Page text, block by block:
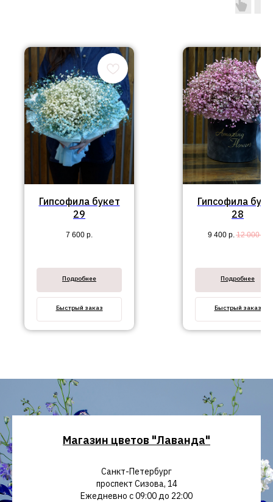
Гипсофила букет
29
7 600 р.
Подробнее
Быстрый заказ
Гипсофила
28
9 400 р. 12 000
Подробнее
Быстрый заказ
Магазин цветов "Лаванда"
Санкт-Петербург
проспект Сизова, 14
Ежедневно с 09:00 до 22:00